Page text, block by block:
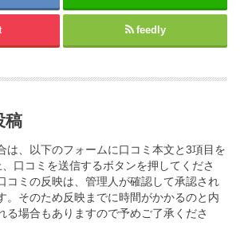
feedly
稿
は、以下のフォームに口コミ本文と3項目を
口コミを送信するボタンを押してくださ
コミの反映は、管理人が確認して承認され
。そのため反映までに時間がかかるのと内
る場合もありますので予めご了承くださ